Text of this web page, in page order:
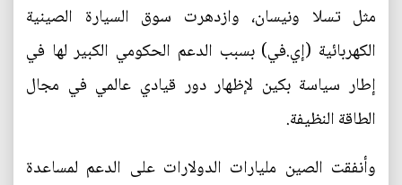
مثل تسلا ونيسان، وازدهرت سوق السيارة الصينية
الكهربائية (إي.في) بسبب الدعم الحكومي الكبير لها في
إطار سياسة بكين لإظهار دور قيادي عالمي في مجال
الطاقة النظيفة.
وأنفقت الصين مليارات الدولارات على الدعم لمساعدة